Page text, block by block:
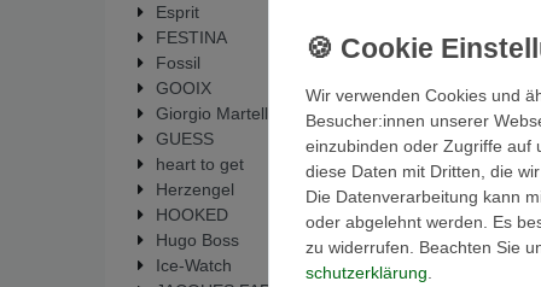
Esprit
FESTINA
Fossil 449
GOOIX
Giorgio Martello 33
GUESS 62
heart to get 19
Herzengel
HOOKED
Hugo Boss
Ice-Watch 1
Wir verwenden Cookies und
Besucher:innen unserer
einzubinden oder Zugriffe auf
diese Daten mit Dritten, die
Die Datenverarbeitung kann
oder abgelehnt werden. Es
zu widerrufen. Beachten Sie
schutz­erklärung